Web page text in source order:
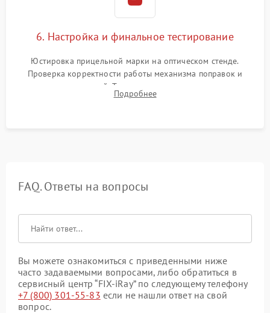
6. Настройка и финальное тестирование
Юстировка прицельной марки на оптическом стенде.
Проверка корректности работы механизма поправок и
отсутствия искажений. Тестирование прицела на ударном
стенде для подтверждения устойчивости к отдаче оружия и
Подробнее
FAQ. Ответы на вопросы
Вы можете ознакомиться с приведенными ниже
часто задаваемыми вопросами, либо обратиться в
сервисный центр “FIX-iRay” по следующему телефону
+7 (800) 301-55-83 если не нашли ответ на свой
вопрос.